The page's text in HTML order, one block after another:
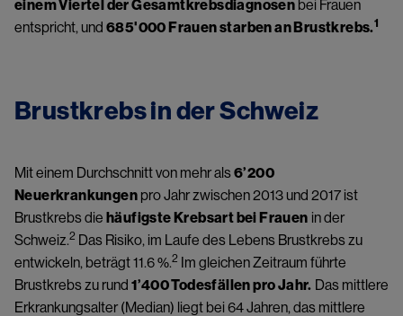
einem Viertel der Gesamtkrebsdiagnosen bei Frauen
entspricht, und 685'000 Frauen starben an Brustkrebs.1
Brustkrebs in der Schweiz
Mit einem Durchschnitt von mehr als 6’200
Neuerkrankungen pro Jahr zwischen 2013 und 2017 ist
Brustkrebs die häufigste Krebsart bei Frauen in der
Schweiz.2 Das Risiko, im Laufe des Lebens Brustkrebs zu
entwickeln, beträgt 11.6 %.2
Im gleichen Zeitraum führte
Brustkrebs zu rund 1’400 Todesfällen pro Jahr. Das mittlere
Erkrankungsalter (Median) liegt bei 64 Jahren, das mittlere